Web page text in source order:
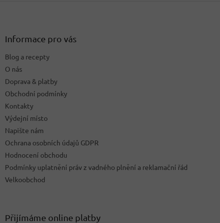
Informace pro vás
Blog a recepty
O nás
Doprava & platby
Obchodní podmínky
Kontakty
Výdejní místo
Napište nám
Ochrana osobních údajů GDPR
Hodnocení obchodu
Podmínky uplatnění práv z vadného plnění a reklamační řád
Velkoobchod
Přijímáme online platby